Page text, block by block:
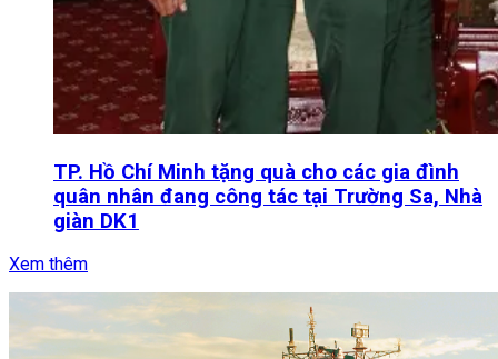
TP. Hồ Chí Minh tặng quà cho các gia đình
quân nhân đang công tác tại Trường Sa, Nhà
giàn DK1
Xem thêm